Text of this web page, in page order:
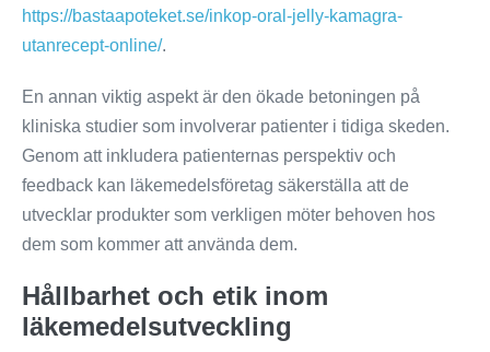
https://bastaapoteket.se/inkop-oral-jelly-kamagra-
utanrecept-online/.
En annan viktig aspekt är den ökade betoningen på
kliniska studier som involverar patienter i tidiga skeden.
Genom att inkludera patienternas perspektiv och
feedback kan läkemedelsföretag säkerställa att de
utvecklar produkter som verkligen möter behoven hos
dem som kommer att använda dem.
Hållbarhet och etik inom
läkemedelsutveckling